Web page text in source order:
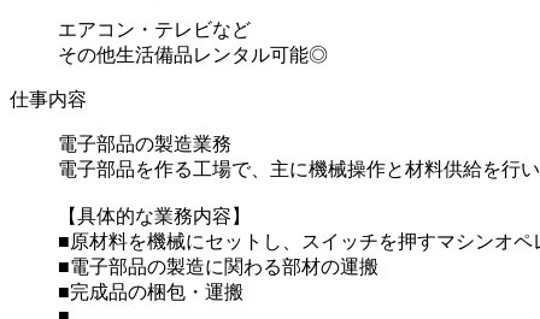
エアコン・テレビなど
その他生活備品レンタル可能◎
仕事内容
電子部品の製造業務
電子部品を作る工場で、主に機械操作と材料供給を行い
【具体的な業務内容】
■原材料を機械にセットし、スイッチを押すマシンオペ
■電子部品の製造に関わる部材の運搬
■完成品の梱包・運搬